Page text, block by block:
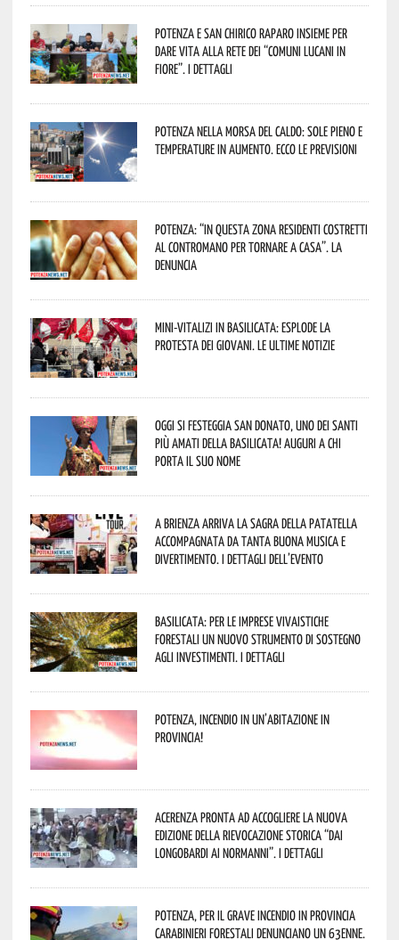
Potenza e San Chirico Raparo insieme per
dare vita alla rete dei “Comuni Lucani in
Fiore”. I dettagli
Potenza nella morsa del caldo: sole pieno e
temperature in aumento. Ecco le previsioni
Potenza: “In questa zona residenti costretti
al contromano per tornare a casa”. La
denuncia
Mini-vitalizi in Basilicata: esplode la
protesta dei giovani. Le ultime notizie
Oggi si festeggia San Donato, uno dei Santi
più amati della Basilicata! Auguri a chi
porta il suo nome
A Brienza arriva la Sagra della Patatella
accompagnata da tanta buona musica e
divertimento. I dettagli dell’evento
Basilicata: per le imprese vivaistiche
forestali un nuovo strumento di sostegno
agli investimenti. I dettagli
Potenza, incendio in un’abitazione in
provincia!
Acerenza pronta ad accogliere la nuova
edizione della rievocazione storica “Dai
Longobardi ai Normanni”. I dettagli
Potenza, per il grave incendio in Provincia
Carabinieri forestali denunciano un 63enne.